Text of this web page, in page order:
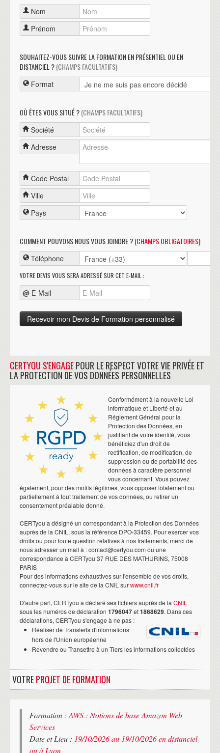
Nom
Prénom
SOUHAITEZ-VOUS SUIVRE LA FORMATION EN PRÉSENTIEL OU EN
DISTANCIEL ?(CHAMPS FACULTATIFS)
Format
OÙ ÊTES VOUS SITUÉ ?(CHAMPS FACULTATIFS)
Société
Adresse
Code Postal
Ville
Pays
COMMENT POUVONS NOUS VOUS JOINDRE ?(CHAMPS OBLIGATOIRES)
Téléphone
VOTRE DEVIS VOUS SERA ADRESSÉ SUR CET E-MAIL :
@ E-Mail
CERTYOU S'ENGAGEPOUR LE RESPECT VOTRE VIE PRIVÉE ET
LA PROTECTION DE VOS DONNÉES PERSONNELLES
Conformément à la nouvelle Loi
informatique et Liberté et au
Réglement Général pour la
Protection des Données, en
justifiant de votre identité, vous
bénéficiez d'un droit de
rectification, de modification, de
suppression ou de portabilité des
données à caractère personnel
vous concernant. Vous pouvez
également, pour des motifs légitimes, vous opposer totalement ou
partiellement à tout traitement de vos données, ou retirer un
consentement préalable donné.
CERTyou a désigné un correspondant à la Protection des Données
auprès de la CNIL, sous la référence DPO-33459. Pour exercer vos
droits ou pour toute question relatives à nos traitements, merci de
nous adresser un mail à : contact@certyou.com ou une
correspondance à CERTyou 37 RUE DES MATHURINS, 75008
PARIS
Pour des informations exhaustives sur l'ensemble de vos droits,
connectez-vous sur le site de la CNIL surwww.cnil.fr
D'autre part, CERTyou a déclaré ses fichiers auprès de la CNIL
sous les numéros de déclaration 1796047et1868629. Dans ces
déclarations, CERTyou s'engage à ne pas :
Réaliser de Transferts d'informations
hors de l'Union européenne
Revendre ou Transettre à un Tiers les informations collectées
VOTREPROJET DE FORMATION
Formation : AWS : Notions de base Amazon Web
Services
Date et Lieu : 19/10/2026 au 19/10/2026 en distanciel
ou à Lyon